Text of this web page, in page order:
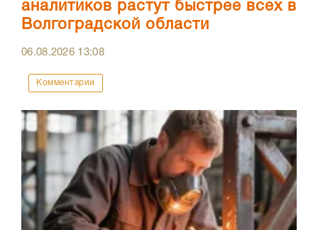
аналитиков растут быстрее всех в
Волгоградской области
06.08.2026 13:08
Комментарии